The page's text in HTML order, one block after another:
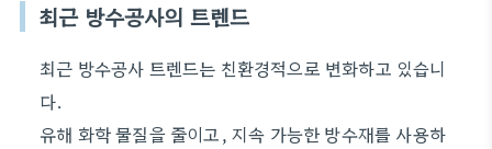
최근 방수공사의 트렌드
최근 방수공사 트렌드는 친환경적으로 변화하고 있습니
다.
유해 화학 물질을 줄이고, 지속 가능한 방수재를 사용하